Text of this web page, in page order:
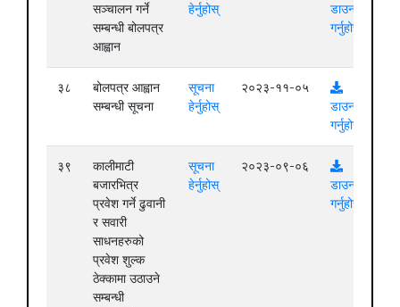
सञ्चालन गर्ने
सम्बन्धी बोलपत्र
आह्वान
हेर्नुहोस्
डाउनलोड
गर्नुहोस्
३८
बोलपत्र आह्वान
सम्बन्धी सूचना
सूचना
हेर्नुहोस्
२०२३-११-०५
डाउनलोड
गर्नुहोस्
३९
कालीमाटी
बजारभित्र
प्रवेश गर्ने ढुवानी
र सवारी
साधनहरुको
प्रवेश शुल्क
ठेक्कामा उठाउने
सम्बन्धी
सूचना
हेर्नुहोस्
२०२३-०९-०६
डाउनलोड
गर्नुहोस्